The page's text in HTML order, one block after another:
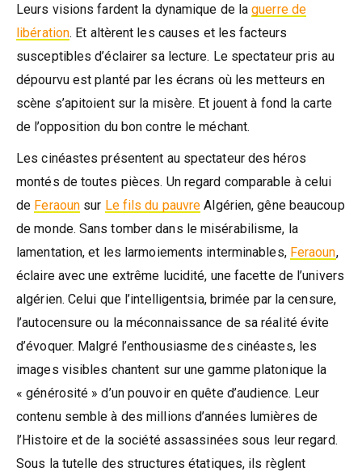
Leurs visions fardent la dynamique de laguerre de
libération. Et altèrent les causes et les facteurs
susceptibles d’éclairer sa lecture. Le spectateur pris au
dépourvu est planté par les écrans où les metteurs en
scène s’apitoient sur la misère. Et jouent à fond la carte
de l’opposition du bon contre le méchant.
Les cinéastes présentent au spectateur des héros
montés de toutes pièces. Un regard comparable à celui
de Feraoun sur Le fils du pauvre Algérien, gêne beaucoup
de monde. Sans tomber dans le misérabilisme, la
lamentation, et les larmoiements interminables, Feraoun,
éclaire avec une extrême lucidité, une facette de l’univers
algérien. Celui que l’intelligentsia, brimée par la censure,
l’autocensure ou la méconnaissance de sa réalité évite
d’évoquer. Malgré l’enthousiasme des cinéastes, les
images visibles chantent sur une gamme platonique la
« générosité » d’un pouvoir en quête d’audience. Leur
contenu semble à des millions d’années lumières de
l’Histoire et de la société assassinées sous leur regard.
Sous la tutelle des structures étatiques, ils règlent